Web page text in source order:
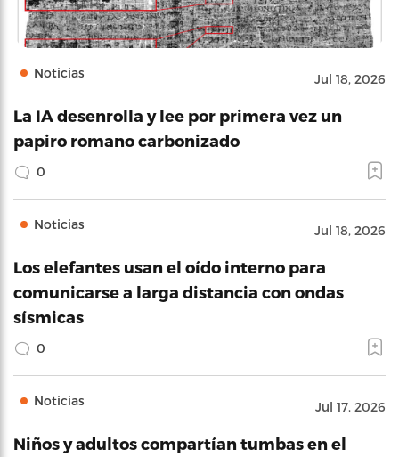
Noticias Jul 18, 2026
La IA desenrolla y lee por primera vez un
papiro romano carbonizado
0
Noticias Jul 18, 2026
Los elefantes usan el oído interno para
comunicarse a larga distancia con ondas
sísmicas
0
Noticias Jul 17, 2026
Niños y adultos compartían tumbas en el